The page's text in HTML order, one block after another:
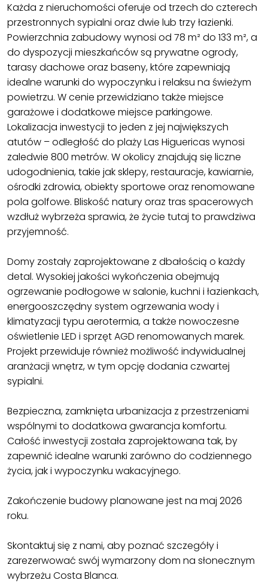
Każda z nieruchomości oferuje od trzech do czterech
przestronnych sypialni oraz dwie lub trzy łazienki.
Powierzchnia zabudowy wynosi od 78 m² do 133 m², a
do dyspozycji mieszkańców są prywatne ogrody,
tarasy dachowe oraz baseny, które zapewniają
idealne warunki do wypoczynku i relaksu na świeżym
powietrzu. W cenie przewidziano także miejsce
garażowe i dodatkowe miejsce parkingowe.
Lokalizacja inwestycji to jeden z jej największych
atutów – odległość do plaży Las Higuericas wynosi
zaledwie 800 metrów. W okolicy znajdują się liczne
udogodnienia, takie jak sklepy, restauracje, kawiarnie,
ośrodki zdrowia, obiekty sportowe oraz renomowane
pola golfowe. Bliskość natury oraz tras spacerowych
wzdłuż wybrzeża sprawia, że życie tutaj to prawdziwa
przyjemność.
Domy zostały zaprojektowane z dbałością o każdy
detal. Wysokiej jakości wykończenia obejmują
ogrzewanie podłogowe w salonie, kuchni i łazienkach,
energooszczędny system ogrzewania wody i
klimatyzacji typu aerotermia, a także nowoczesne
oświetlenie LED i sprzęt AGD renomowanych marek.
Projekt przewiduje również możliwość indywidualnej
aranżacji wnętrz, w tym opcję dodania czwartej
sypialni.
Bezpieczna, zamknięta urbanizacja z przestrzeniami
wspólnymi to dodatkowa gwarancja komfortu.
Całość inwestycji została zaprojektowana tak, by
zapewnić idealne warunki zarówno do codziennego
życia, jak i wypoczynku wakacyjnego.
Zakończenie budowy planowane jest na maj 2026
roku.
Skontaktuj się z nami, aby poznać szczegóły i
zarezerwować swój wymarzony dom na słonecznym
wybrzeżu Costa Blanca.